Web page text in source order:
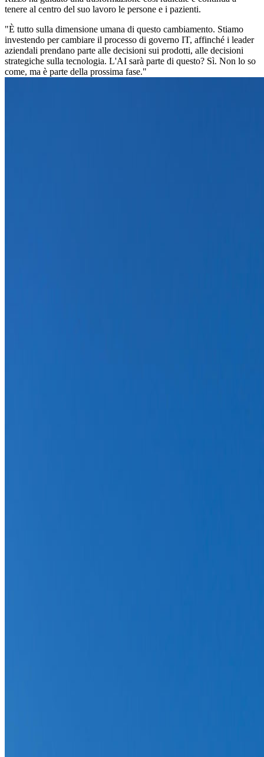
tenere al centro del suo lavoro le persone e i pazienti.
"È tutto sulla dimensione umana di questo cambiamento. Stiamo
investendo per cambiare il processo di governo IT, affinché i leader
aziendali prendano parte alle decisioni sui prodotti, alle decisioni
strategiche sulla tecnologia. L'AI sarà parte di questo? Sì. Non lo so
come, ma è parte della prossima fase."